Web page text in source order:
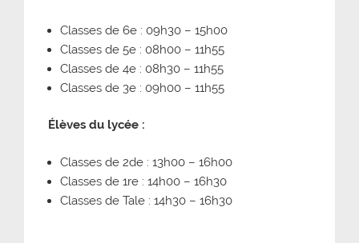
Classes de 6e : 09h30 – 15h00
Classes de 5e : 08h00 – 11h55
Classes de 4e : 08h30 – 11h55
Classes de 3e : 09h00 – 11h55
Élèves du lycée :
Classes de 2de : 13h00 – 16h00
Classes de 1re : 14h00 – 16h30
Classes de Tale : 14h30 – 16h30